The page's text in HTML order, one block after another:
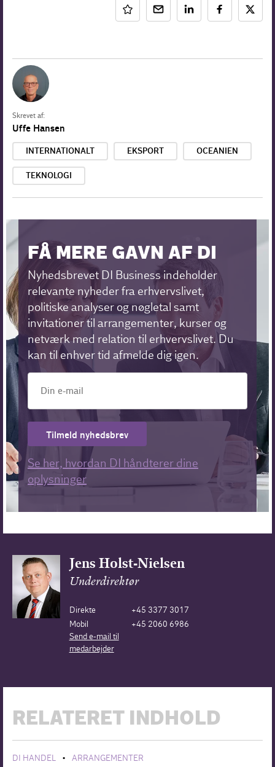
Skrevet af:
Uffe Hansen
INTERNATIONALT EKSPORT OCEANIEN
TEKNOLOGI
FÅ MERE GAVN AF DI
Nyhedsbrevet DI Business indeholder
relevante nyheder fra erhvervslivet,
politiske analyser og nøgletal samt
invitationer til arrangementer, kurser og
netværk med relation til erhvervslivet. Du
kan til enhver tid afmelde dig igen.
Tilmeld nyhedsbrev
Se her, hvordan DI håndterer dine
oplysninger
Jens Holst-Nielsen
Underdirektør
Direkte
+45 3377 3017
Mobil
+45 2060 6986
Send e-mail til
medarbejder
RELATERET INDHOLD
DI HANDEL • ARRANGEMENTER